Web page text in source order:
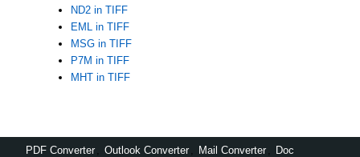
ND2 in TIFF
EML in TIFF
MSG in TIFF
P7M in TIFF
MHT in TIFF
PDF Converter Outlook Converter Mail Converter
Doc